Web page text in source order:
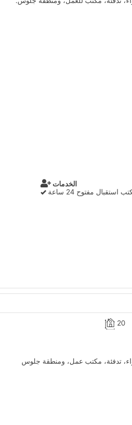
الخدمات
استقبال مفتوح 24 ساعة
20
تدفئة، مكتب عمل، ومنطقة جلوس